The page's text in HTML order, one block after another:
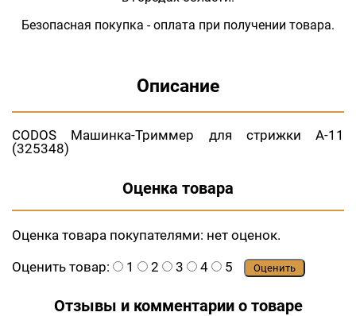
Безопасная покупка - оплата при получении товара.
Описание
CODOS Машинка-Триммер для стрижки A-11
(325348)
Оценка товара
Оценка товара покупателями: нет оценок.
Оценить товар:
1 2 3 4 5 Оценить
Отзывы и комментарии о товаре